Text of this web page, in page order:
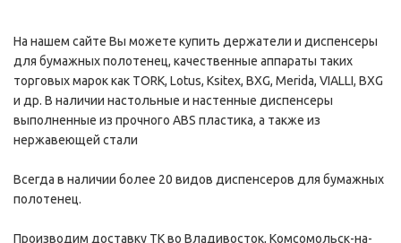
На нашем сайте Вы можете купить держатели и диспенсеры
для бумажных полотенец, качественные аппараты таких
торговых марок как TORK, Lotus, Ksitex, BXG, Merida, VIALLI, BXG
и др. В наличии настольные и настенные диспенсеры
выполненные из прочного ABS пластика, а также из
нержавеющей стали
Всегда в наличии более 20 видов диспенсеров для бумажных
полотенец.
Производим доставку ТК во Владивосток, Комсомольск-на-